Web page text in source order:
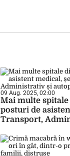
09 Aug. 2025, 02:00
Mai multe
posturi de
Transport,